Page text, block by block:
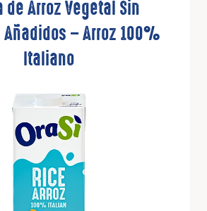
de Arroz Vegetal Sin
– Arroz 100%
Italiano